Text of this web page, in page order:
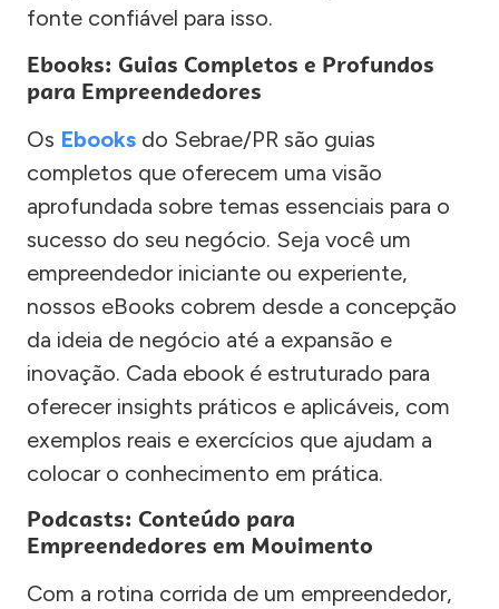
fonte confiável para isso.
Ebooks: Guias Completos e Profundos
para Empreendedores
Os Ebooks do Sebrae/PR são guias
completos que oferecem uma visão
aprofundada sobre temas essenciais para o
sucesso do seu negócio. Seja você um
empreendedor iniciante ou experiente,
nossos eBooks cobrem desde a concepção
da ideia de negócio até a expansão e
inovação. Cada ebook é estruturado para
oferecer insights práticos e aplicáveis, com
exemplos reais e exercícios que ajudam a
colocar o conhecimento em prática.
Podcasts: Conteúdo para
Empreendedores em Movimento
Com a rotina corrida de um empreendedor,